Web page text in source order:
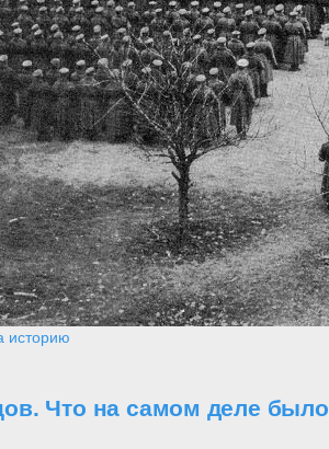
историю
Что на самом деле было